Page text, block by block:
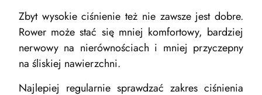
Zbyt wysokie ciśnienie też nie zawsze jest dobre.
Rower może stać się mniej komfortowy, bardziej
nerwowy na nierównościach i mniej przyczepny
na śliskiej nawierzchni.
Najlepiej regularnie sprawdzać zakres ciśnienia